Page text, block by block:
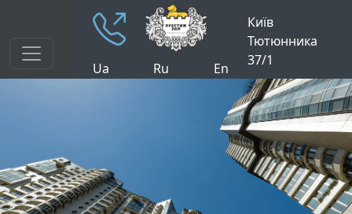
Ua Ru En
Київ
Тютюнника
37/1